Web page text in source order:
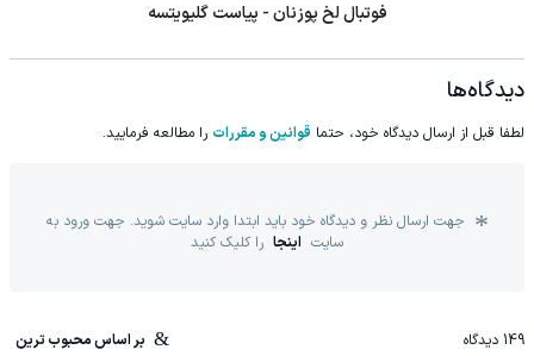
فوتبال لخ پوزنان - پیاست گلیویتسه
دیدگاه‌ها
لطفا قبل از ارسال دیدگاه خود، حتما قوانین و مقررات را مطالعه فرمایید.
جهت ارسال نظر و دیدگاه خود باید ابتدا وارد سایت شوید. جهت ورود به
سایت اینجا را کلیک کنید
149 دیدگاه بر اساس محبوب ترین